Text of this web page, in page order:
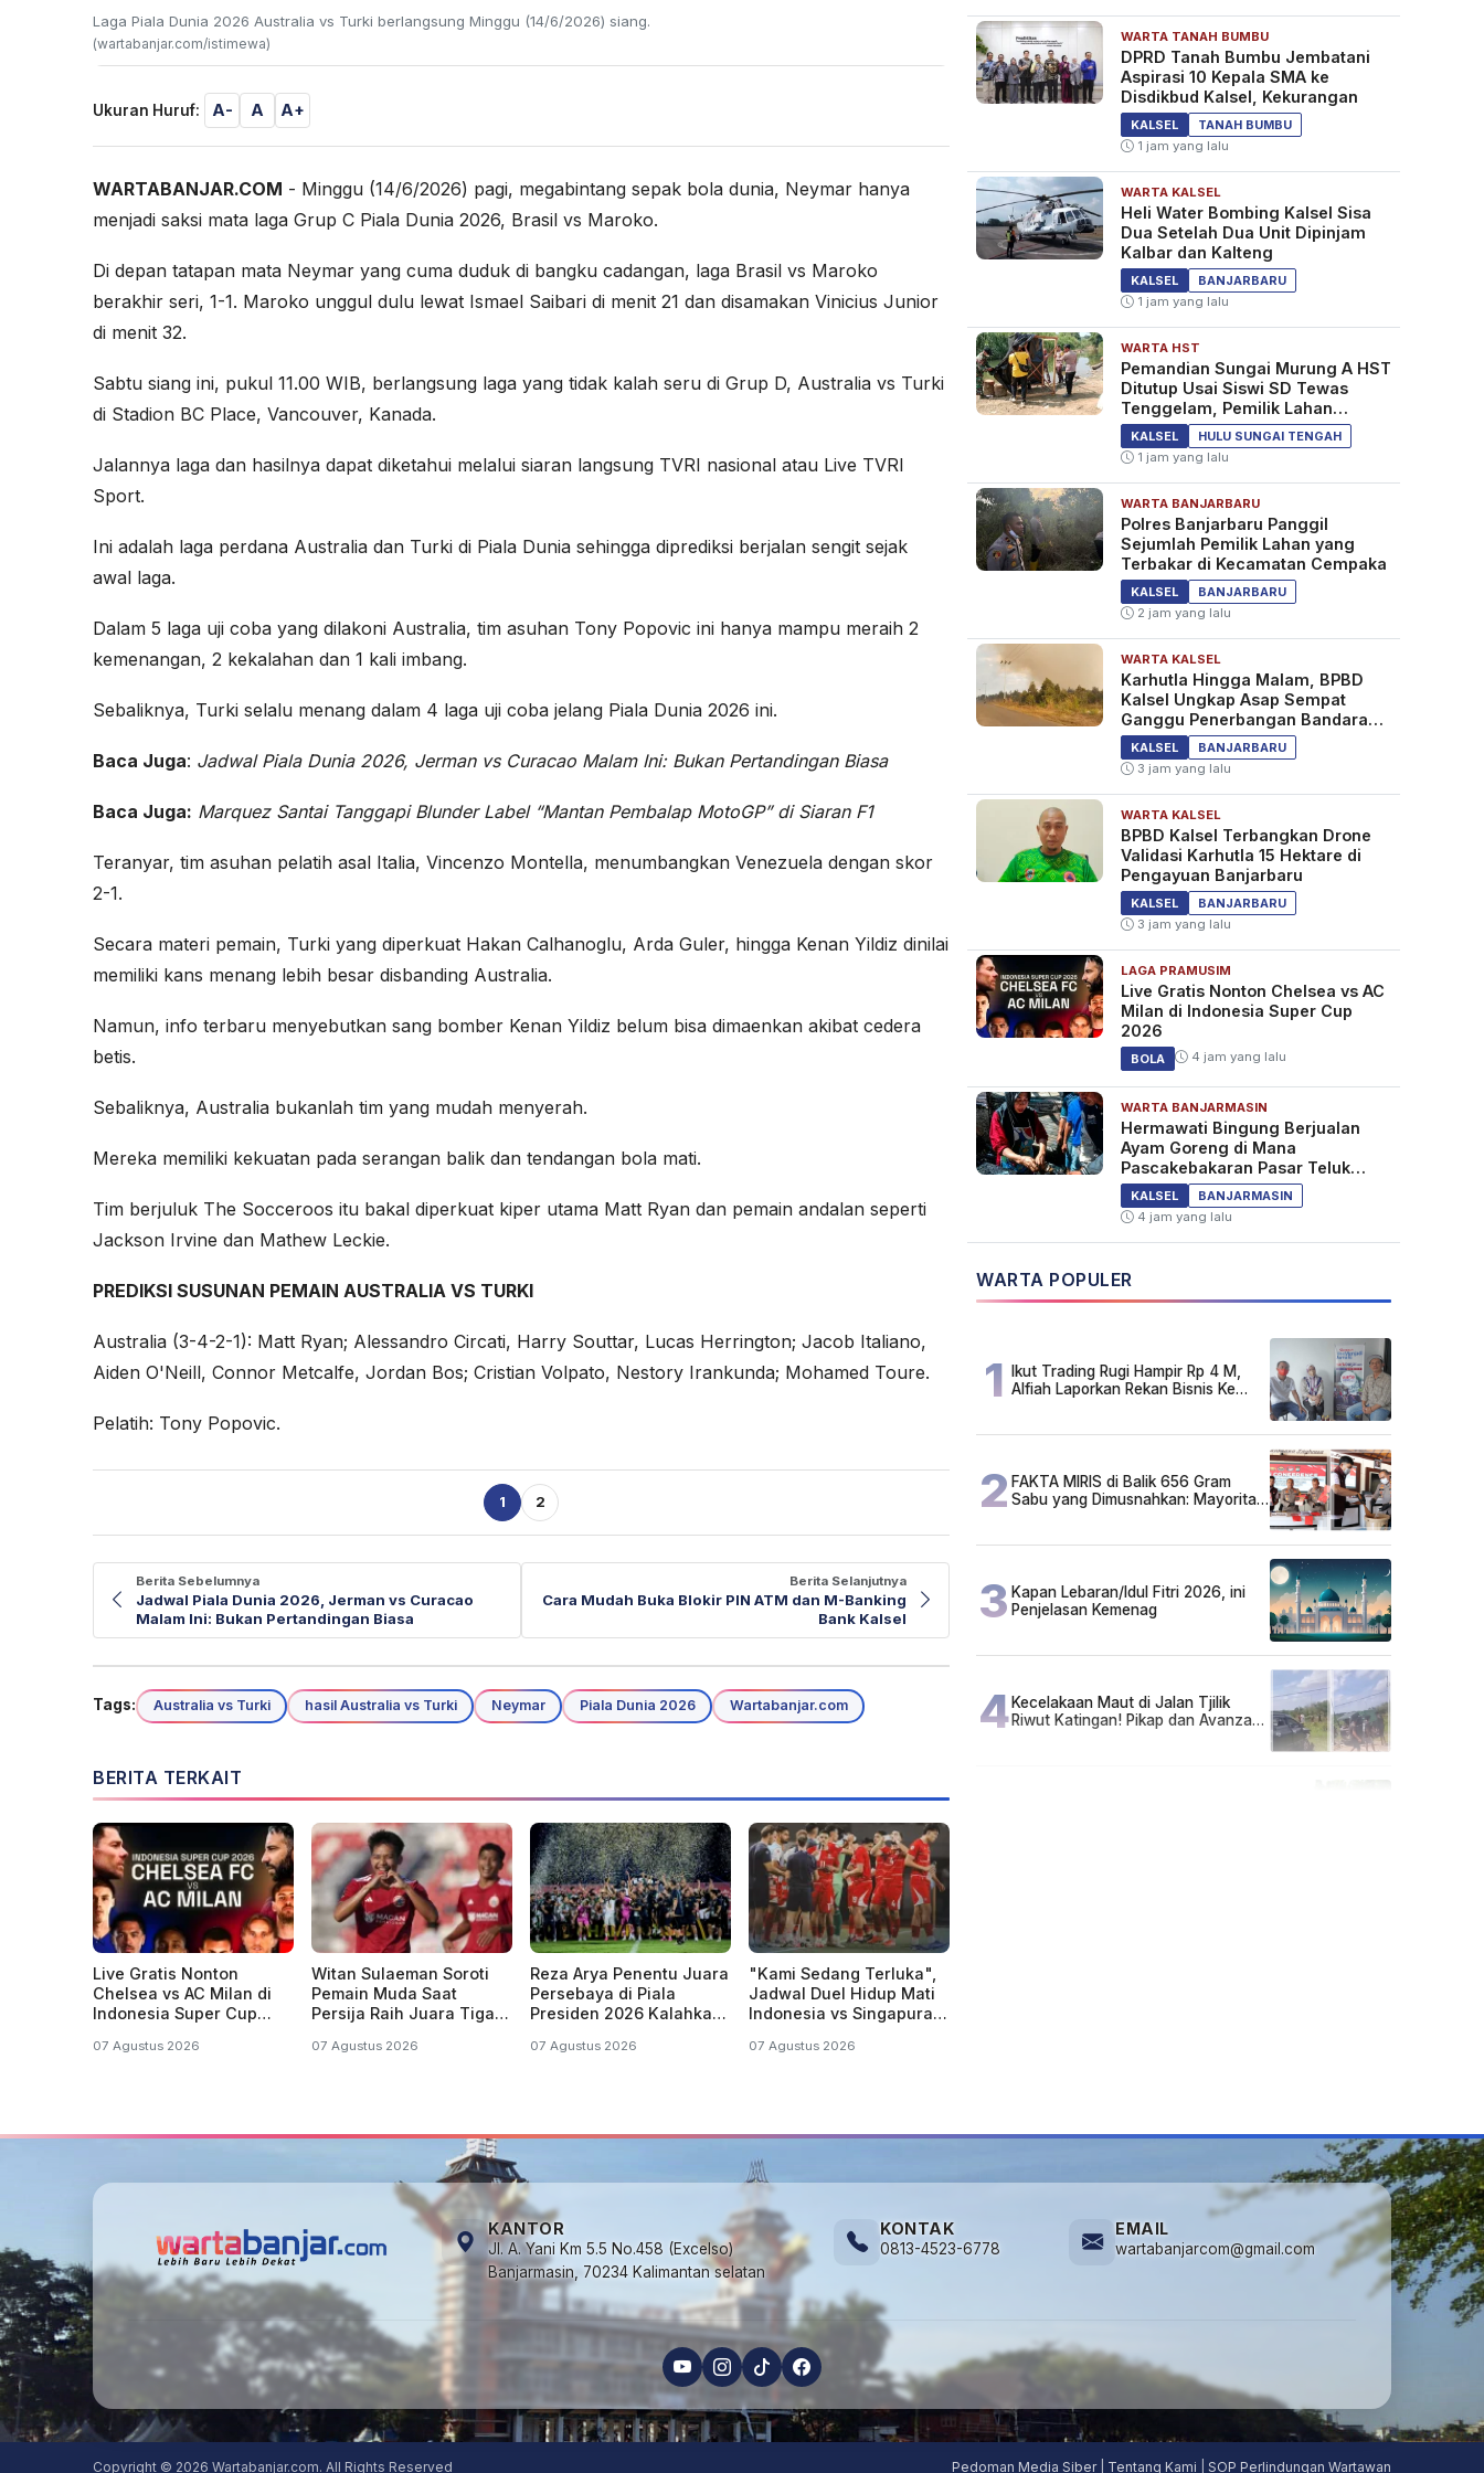
Laga Piala Dunia 2026 Australia vs Turki berlangsung Minggu (14/6/2026) siang.
(wartabanjar.com/istimewa)
Ukuran Huruf: A- A A+
WARTABANJAR.COM - Minggu (14/6/2026) pagi, megabintang sepak bola dunia, Neymar hanya
menjadi saksi mata laga Grup C Piala Dunia 2026, Brasil vs Maroko.
Di depan tatapan mata Neymar yang cuma duduk di bangku cadangan, laga Brasil vs Maroko
berakhir seri, 1-1. Maroko unggul dulu lewat Ismael Saibari di menit 21 dan disamakan Vinicius Junior
di menit 32.
Sabtu siang ini, pukul 11.00 WIB, berlangsung laga yang tidak kalah seru di Grup D, Australia vs Turki
di Stadion BC Place, Vancouver, Kanada.
Jalannya laga dan hasilnya dapat diketahui melalui siaran langsung TVRI nasional atau Live TVRI
Sport.
Ini adalah laga perdana Australia dan Turki di Piala Dunia sehingga diprediksi berjalan sengit sejak
awal laga.
Dalam 5 laga uji coba yang dilakoni Australia, tim asuhan Tony Popovic ini hanya mampu meraih 2
kemenangan, 2 kekalahan dan 1 kali imbang.
Sebaliknya, Turki selalu menang dalam 4 laga uji coba jelang Piala Dunia 2026 ini.
Baca Juga: Jadwal Piala Dunia 2026, Jerman vs Curacao Malam Ini: Bukan Pertandingan Biasa
Baca Juga: Marquez Santai Tanggapi Blunder Label “Mantan Pembalap MotoGP” di Siaran F1
Teranyar, tim asuhan pelatih asal Italia, Vincenzo Montella, menumbangkan Venezuela dengan skor
2-1.
Secara materi pemain, Turki yang diperkuat Hakan Calhanoglu, Arda Guler, hingga Kenan Yildiz dinilai
memiliki kans menang lebih besar disbanding Australia.
Namun, info terbaru menyebutkan sang bomber Kenan Yildiz belum bisa dimaenkan akibat cedera
betis.
Sebaliknya, Australia bukanlah tim yang mudah menyerah.
Mereka memiliki kekuatan pada serangan balik dan tendangan bola mati.
Tim berjuluk The Socceroos itu bakal diperkuat kiper utama Matt Ryan dan pemain andalan seperti
Jackson Irvine dan Mathew Leckie.
PREDIKSI SUSUNAN PEMAIN AUSTRALIA VS TURKI
Australia (3-4-2-1): Matt Ryan; Alessandro Circati, Harry Souttar, Lucas Herrington; Jacob Italiano,
Aiden O'Neill, Connor Metcalfe, Jordan Bos; Cristian Volpato, Nestory Irankunda; Mohamed Toure.
Pelatih: Tony Popovic.
1 2
Berita Sebelumnya
Jadwal Piala Dunia 2026, Jerman vs Curacao
Malam Ini: Bukan Pertandingan Biasa
Berita Selanjutnya
Cara Mudah Buka Blokir PIN ATM dan M-Banking
Bank Kalsel
Tags: Australia vs Turki hasil Australia vs Turki Neymar Piala Dunia 2026 Wartabanjar.com
BERITA TERKAIT
Live Gratis Nonton
Chelsea vs AC Milan di
Indonesia Super Cup
07 Agustus 2026
Witan Sulaeman Soroti
Pemain Muda Saat
Persija Raih Juara Tiga
07 Agustus 2026
Reza Arya Penentu Juara
Persebaya di Piala
Presiden 2026 Kalahkan
Penalti
07 Agustus 2026
"Kami Sedang Terluka",
Jadwal Duel Hidup Mati
Indonesia vs Singapura
07 Agustus 2026
WARTA TANAH BUMBU
DPRD Tanah Bumbu Jembatani
Aspirasi 10 Kepala SMA ke
Disdikbud Kalsel, Kekurangan
KALSEL
TANAH BUMBU
1 jam yang lalu
WARTA KALSEL
Heli Water Bombing Kalsel Sisa
Dua Setelah Dua Unit Dipinjam
Kalbar dan Kalteng
KALSEL
BANJARBARU
1 jam yang lalu
WARTA HST
Pemandian Sungai Murung A HST
Ditutup Usai Siswi SD Tewas
Tenggelam, Pemilik Lahan
Diperiksa Polisi
KALSEL
HULU SUNGAI TENGAH
1 jam yang lalu
WARTA BANJARBARU
Polres Banjarbaru Panggil
Sejumlah Pemilik Lahan yang
Terbakar di Kecamatan Cempaka
KALSEL
BANJARBARU
2 jam yang lalu
WARTA KALSEL
Karhutla Hingga Malam, BPBD
Kalsel Ungkap Asap Sempat
Ganggu Penerbangan Bandara
Syamsudin Noor
KALSEL
BANJARBARU
3 jam yang lalu
WARTA KALSEL
BPBD Kalsel Terbangkan Drone
Validasi Karhutla 15 Hektare di
Pengayuan Banjarbaru
KALSEL
BANJARBARU
3 jam yang lalu
LAGA PRAMUSIM
Live Gratis Nonton Chelsea vs AC
Milan di Indonesia Super Cup
2026
BOLA 4 jam yang lalu
WARTA BANJARMASIN
Hermawati Bingung Berjualan
Ayam Goreng di Mana
Pascakebakaran Pasar Teluk
Dalam Banjarmasin
KALSEL
BANJARMASIN
4 jam yang lalu
WARTA POPULER
1 Ikut Trading Rugi Hampir Rp 4 M,
Alfiah Laporkan Rekan Bisnis Ke
2 FAKTA MIRIS di Balik 656 Gram
Sabu yang Dimusnahkan: Mayoritas
3 Kapan Lebaran/Idul Fitri 2026, ini
Penjelasan Kemenag
4Kecelakaan Maut di Jalan Tjilik
Riwut Katingan! Pikap dan Avanza
KANTOR
Jl. A. Yani Km 5.5 No.458 (Excelso)
Banjarmasin, 70234 Kalimantan selatan
KONTAK
0813-4523-6778
EMAIL
wartabanjarcom@gmail.com
Copyright © 2026 Wartabanjar.com. All Rights Reserved Pedoman Media Siber| Tentang Kami SOP Perlindungan Wartawan